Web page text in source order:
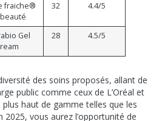
fraiche®
32 4.4/5
Gel
28 4.5/5
des soins proposés, allant de
public comme ceux de L’Oréal et
haut de gamme telles que les
2025, vous aurez l’opportunité de